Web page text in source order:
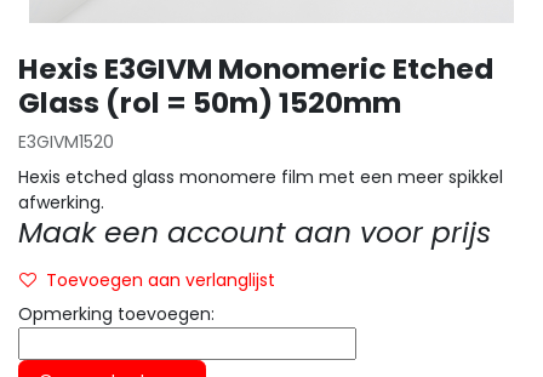
Hexis E3GIVM Monomeric Etched
Glass (rol = 50m) 1520mm
E3GIVM1520
Hexis etched glass monomere film met een meer spikkel
afwerking.
Maak een account aan voor prijs
Toevoegen aan verlanglijst
Opmerking toevoegen: